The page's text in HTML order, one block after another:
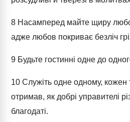
8 Насамперед майте щиру
адже любов покриває безліч
9 Будьте гостинні одне до
10 Служіть одне одному,
отримав, як добрі управителі
благодаті.